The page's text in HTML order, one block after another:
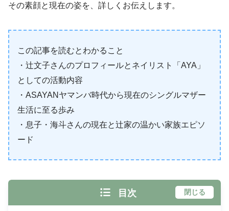
その素顔と現在の姿を、詳しくお伝えします。
この記事を読むとわかること
・辻文子さんのプロフィールとネイリスト「AYA」
としての活動内容
・ASAYANヤマンバ時代から現在のシングルマザー
生活に至る歩み
・息子・海斗さんの現在と辻家の温かい家族エピソ
ード
目次 閉じる